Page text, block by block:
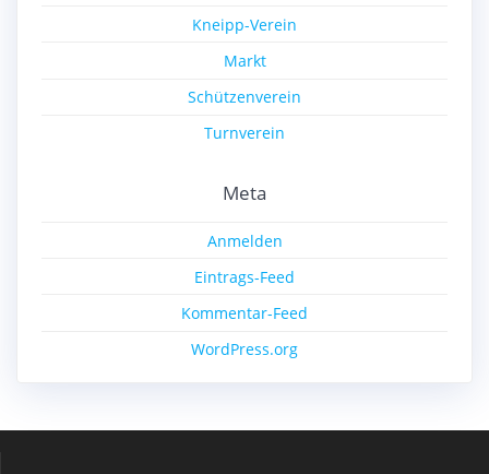
Kneipp-Verein
Markt
Schützenverein
Turnverein
Meta
Anmelden
Eintrags-Feed
Kommentar-Feed
WordPress.org